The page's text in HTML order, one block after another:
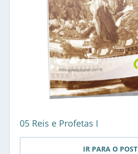
05 Reis e Profetas I
IR PARA O POST